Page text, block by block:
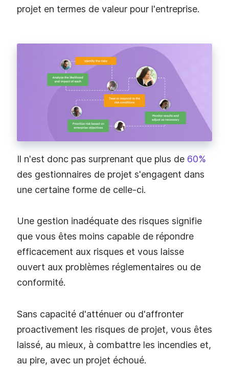
projet en termes de valeur pour l'entreprise.
Il n'est donc pas surprenant que plus de 60%
des gestionnaires de projet s'engagent dans
une certaine forme de celle-ci.
Une gestion inadéquate des risques signifie
que vous êtes moins capable de répondre
efficacement aux risques et vous laisse
ouvert aux problèmes réglementaires ou de
conformité.
Sans capacité d'atténuer ou d'affronter
proactivement les risques de projet, vous êtes
laissé, au mieux, à combattre les incendies et,
au pire, avec un projet échoué.